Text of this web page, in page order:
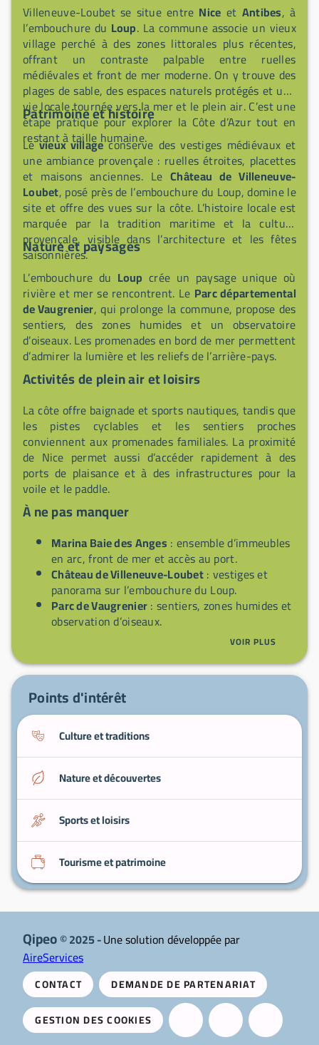
Villeneuve-Loubet se situe entre Nice et Antibes, à
l’embouchure du Loup. La commune associe un vieux
village perché à des zones littorales plus récentes,
offrant un contraste palpable entre ruelles
médiévales et front de mer moderne. On y trouve des
plages de sable, des espaces naturels protégés et une
vie locale tournée vers la mer et le plein air. C’est une
étape pratique pour explorer la Côte d’Azur tout en
restant à taille humaine.
Patrimoine et histoire
Levieux villageconserve des vestiges médiévaux et
une ambiance provençale : ruelles étroites, placettes
et maisons anciennes. LeChâteau de Villeneuve-
Loubet, posé près de l’embouchure du Loup, domine le
site et offre des vues sur la côte. L’histoire locale est
marquée par la tradition maritime et la culture
provençale, visible dans l’architecture et les fêtes
saisonnières.
Nature et paysages
L’embouchure du Loup crée un paysage unique où
rivière et mer se rencontrent. Le Parc départemental
de Vaugrenier, qui prolonge la commune, propose des
sentiers, des zones humides et un observatoire
d’oiseaux. Les promenades en bord de mer permettent
d’admirer la lumière et les reliefs de l’arrière-pays.
Activités de plein air et loisirs
La côte offre baignade et sports nautiques, tandis que
les pistes cyclables et les sentiers proches
conviennent aux promenades familiales. La proximité
de Nice permet aussi d’accéder rapidement à des
ports de plaisance et à des infrastructures pour la
voile et le paddle.
À ne pas manquer
Marina Baie des Anges : ensemble d’immeubles
en arc, front de mer et accès au port.
Château de Villeneuve-Loubet: vestiges et
panorama sur l’embouchure du Loup.
Parc de Vaugrenier: sentiers, zones humides et
observation d’oiseaux.
: baignade et activités
Marchés locaux: produits méditerranéens et
VOIR PLUS
Points d'intérêt
Culture et traditions
Nature et découvertes
Sports et loisirs
Tourisme et patrimoine
Qipeo© 2025 -Une solution développée par
AireServices
CONTACT
DEMANDE DE PARTENARIAT
GESTION DES COOKIES